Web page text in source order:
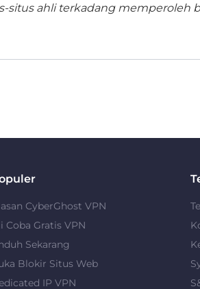
situs ahli terkadang memperoleh
CyberGhost VPN
Coba Gratis VPN
Sekarang
Blokir Situs Web
IP VPN